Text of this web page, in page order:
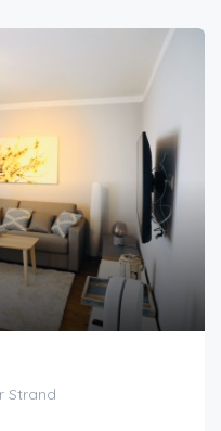
Strand